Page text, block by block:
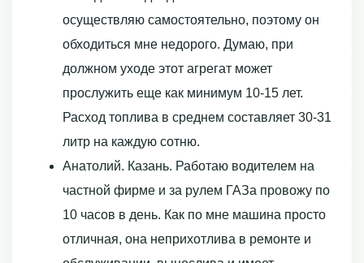
осуществляю самостоятельно, поэтому он
обходиться мне недорого. Думаю, при
должном уходе этот агрегат может
прослужить еще как минимум 10-15 лет.
Расход топлива в среднем составляет 30-31
литр на каждую сотню.
Анатолий. Казань. Работаю водителем на
частной фирме и за рулем ГАЗа провожу по
10 часов в день. Как по мне машина просто
отличная, она неприхотлива в ремонте и